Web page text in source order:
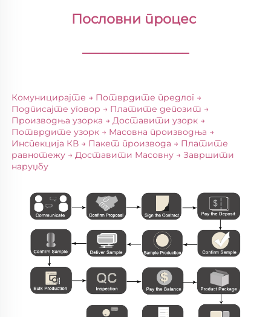
Пословни процес
________________
Комуницирајте → Потврдите предлог →
Подписајте уговор → Платите депозит →
Производња узорка → Доставити узорк →
Потврдите узорк → Масовна производња →
Инспекција КВ → Пакет производа → Платите
равнотежу → Доставити Масовну → Завршити
наруџбу